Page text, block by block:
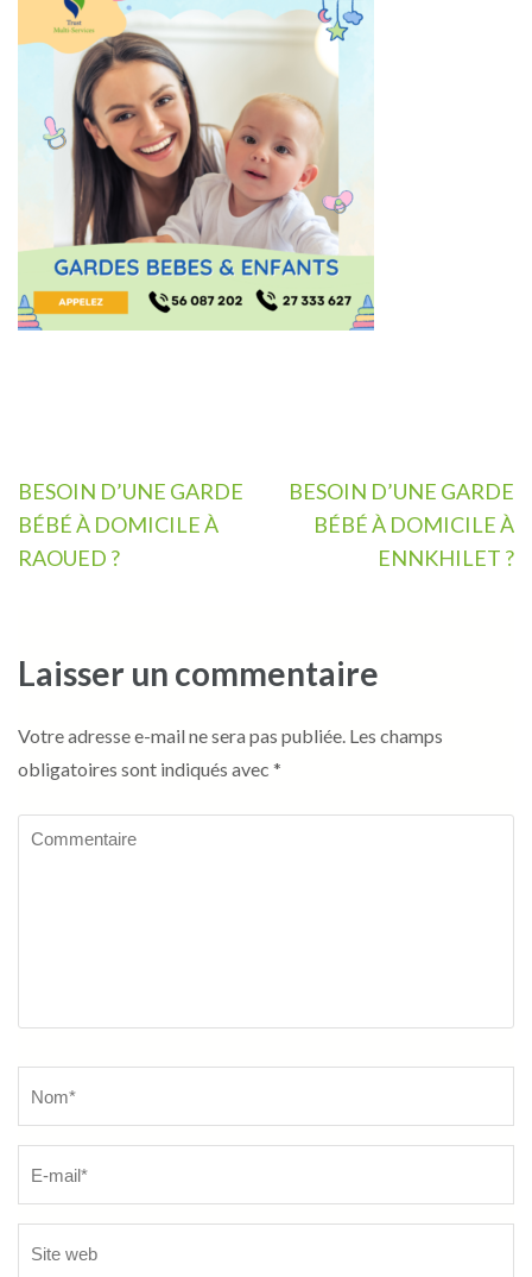
Navigation
de
l’article
BESOIN D’UNE GARDE
BÉBÉ À DOMICILE À
RAOUED ?
BESOIN D’UNE GARDE
BÉBÉ À DOMICILE À
ENNKHILET ?
Laisser un commentaire
Votre adresse e-mail ne sera pas publiée. Les champs
obligatoires sont indiqués avec *
Commentaire